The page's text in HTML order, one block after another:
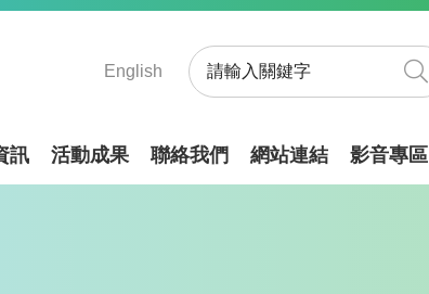
English
訊 活動成果 聯絡我們 網站連結 影音專區